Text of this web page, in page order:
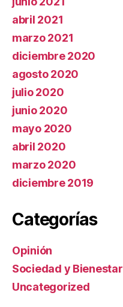
abril 2021
marzo 2021
diciembre 2020
agosto 2020
julio 2020
junio 2020
mayo 2020
abril 2020
marzo 2020
diciembre 2019
Categorías
Opinión
Sociedad y Bienestar
Uncategorized